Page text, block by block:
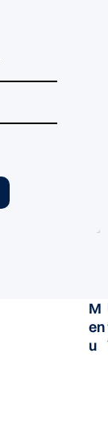
M
en
u